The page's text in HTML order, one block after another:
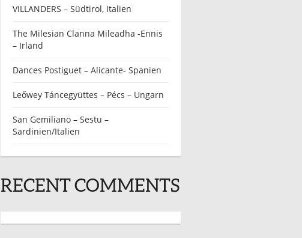
VILLANDERS – Südtirol, Italien
The Milesian Clanna Mileadha -Ennis
– Irland
Dances Postiguet – Alicante- Spanien
Leőwey Táncegyüttes – Pécs – Ungarn
San Gemiliano – Sestu –
Sardinien/Italien
RECENT COMMENTS